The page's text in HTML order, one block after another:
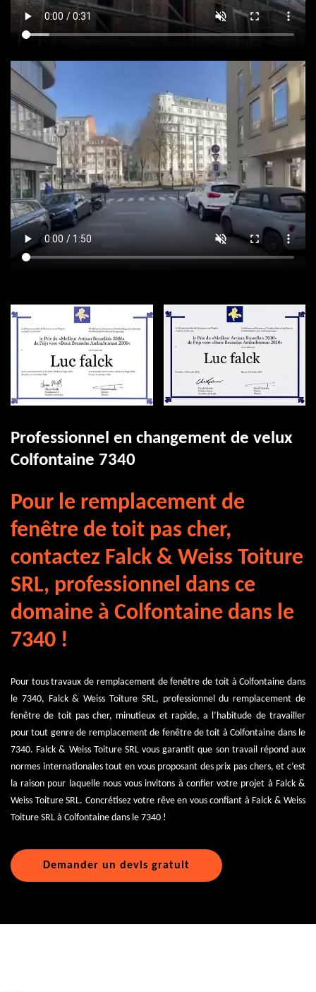
Professionnel en changement de velux
Colfontaine 7340
Pour le remplacement de
fenêtre de toit pas cher,
contactez Falck & Weiss Toiture
SRL, professionnel dans ce
domaine à Colfontaine dans le
7340 !
Pour tous travaux de remplacement de fenêtre de toit à Colfontaine dans
le 7340, Falck & Weiss Toiture SRL, professionnel du remplacement de
fenêtre de toit pas cher, minutieux et rapide, a l’habitude de travailler
pour tout genre de remplacement de fenêtre de toit à Colfontaine dans le
7340. Falck & Weiss Toiture SRL vous garantit que son travail répond aux
normes internationales tout en vous proposant des prix pas chers, et c’est
la raison pour laquelle nous vous invitons à confier votre projet à Falck &
Weiss Toiture SRL. Concrétisez votre rêve en vous confiant à Falck & Weiss
Toiture SRL à Colfontaine dans le 7340 !
Demander un devis gratuit